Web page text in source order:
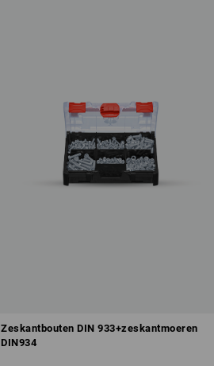
Zeskantbouten DIN 933+zeskantmoeren
DIN934